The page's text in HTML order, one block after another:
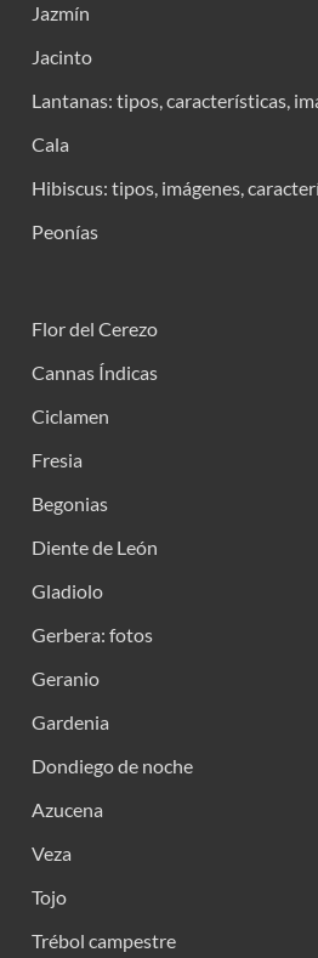
Jazmín
Jacinto
Lantanas: tipos, características,
Cala
Hibiscus: tipos, imágenes,
Peonías
Flor del Cerezo
Cannas Índicas
Ciclamen
Fresia
Begonias
Diente de León
Gladiolo
Gerbera: fotos
Geranio
Gardenia
Dondiego de noche
Azucena
Veza
Tojo
Trébol campestre